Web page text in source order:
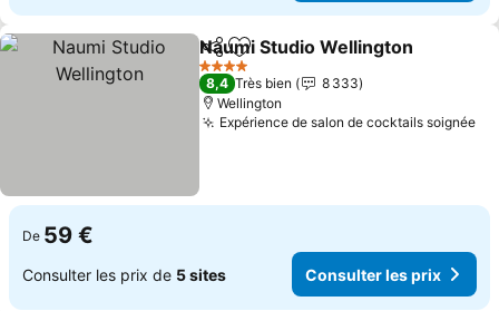
PartagerAjouter à mes favoris
Naumi Studio Wellington
4 Étoiles
8,4 Très bien
8 333
Wellington
Expérience de salon de cocktails soignée
De 59 €
Consulter les prix de 5 sites Consulter les prix